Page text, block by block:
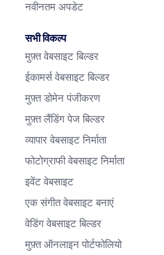
नवीनतम अपडेट
सभी विकल्प
मुफ़्त वेबसाइट बिल्डर
ईकामर्स वेबसाइट बिल्डर
मुफ़्त डोमेन पंजीकरण
मुफ़्त लैंडिंग पेज बिल्डर
व्यापार वेबसाइट निर्माता
फोटोग्राफी वेबसाइट निर्माता
इवेंट वेबसाइट
एक संगीत वेबसाइट बनाएं
वेडिंग वेबसाइट बिल्डर
मुफ़्त ऑनलाइन पोर्टफोलियो